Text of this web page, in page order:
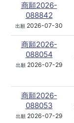
商願2026-
088842
出願 2026-07-30
商願2026-
088054
出願2026-07-29
商願2026-
088053
出願2026-07-29